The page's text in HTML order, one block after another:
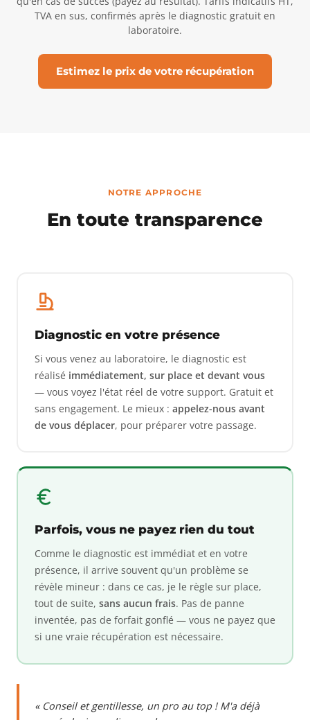
TVA en sus, confirmés après le diagnostic gratuit en
laboratoire.
Estimez le prix de votre récupération
NOTRE APPROCHE
En toute transparence
Diagnostic en votre présence
Si vous venez au laboratoire, le diagnostic est
réalisé immédiatement, sur place et devant vous
— vous voyez l'état réel de votre support. Gratuit et
sans engagement. Le mieux : appelez-nous avant
de vous déplacer, pour préparer votre passage.
Parfois, vous ne payez rien du tout
Comme le diagnostic est immédiat et en votre
présence, il arrive souvent qu'un problème se
révèle mineur : dans ce cas, je le règle sur place,
tout de suite, sans aucun frais. Pas de panne
inventée, pas de forfait gonflé — vous ne payez que
si une vraie récupération est nécessaire.
« Conseil et gentillesse, un pro au top ! M'a déjà